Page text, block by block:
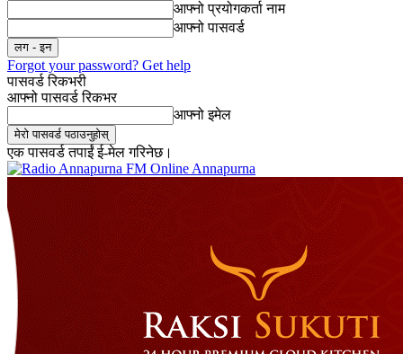
आफ्नो प्रयोगकर्ता नाम
आफ्नो पासवर्ड
Forgot your password? Get help
पासवर्ड रिकभरी
आफ्नो पासवर्ड रिकभर
आफ्नो इमेल
एक पासवर्ड तपाईं ई-मेल गरिनेछ।
Online Annapurna